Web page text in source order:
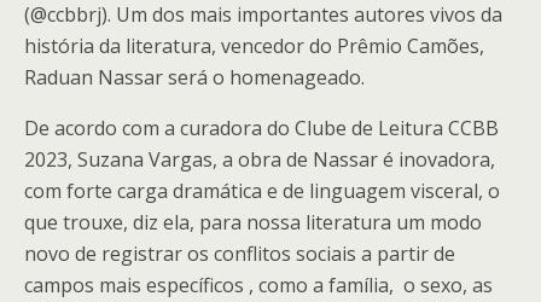
(@ccbbrj). Um dos mais importantes autores vivos da
história da literatura, vencedor do Prêmio Camões,
Raduan Nassar será o homenageado.
De acordo com a curadora do Clube de Leitura CCBB
2023, Suzana Vargas, a obra de Nassar é inovadora,
com forte carga dramática e de linguagem visceral, o
que trouxe, diz ela, para nossa literatura um modo
novo de registrar os conflitos sociais a partir de
campos mais específicos , como a família, o sexo, as